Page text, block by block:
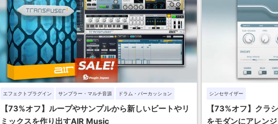
エフェクトプラグイン サンプラー・マルチ音源 ドラム・パーカッション
【73%オフ】ループやサンプルから新しいビートやリ
ミックスを作り出すAIR Music
シンセサイザー
【73%オフ】クラ
をモダンにアレン